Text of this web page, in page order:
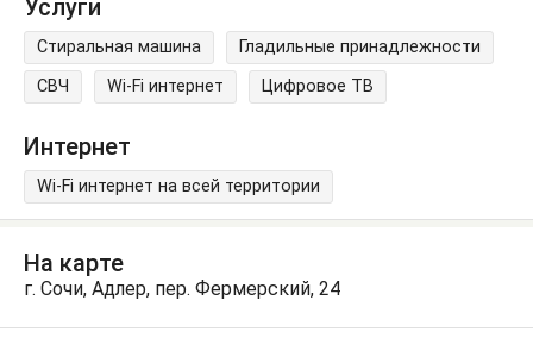
Услуги
Стиральная машина
Гладильные принадлежности
СВЧ
Wi-Fi интернет Цифровое ТВ
Интернет
Wi-Fi интернет на всей территории
На карте
г. Сочи, Адлер, пер. Фермерский, 24